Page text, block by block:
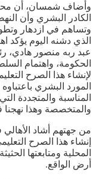
وأضاف شمسان، أن
الكادر البشري وأن
وتساهم في ازدهار
الذي دشنه اليوم يؤكد
عبد ربه منصور هادي،
الحكومة، واهتمام
لإنشاء هذا الصرح
المورد البشري
المناسبة والمتجددة
والمتخصصة وهذا
من جهتهم أشاد
إنشاء هذا الصرح
المحلية ومتابعتها
أرض الواقع.